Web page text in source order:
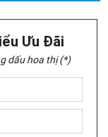
Ưu Đãi
dấu hoa thị (*)